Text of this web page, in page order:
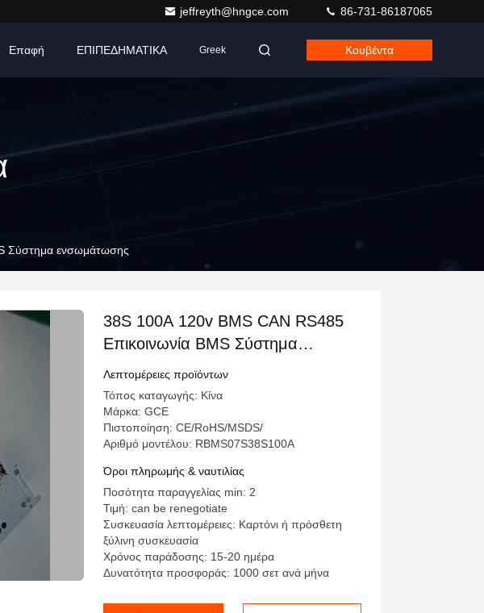
jeffreyth@hngce.com 86-731-86187065
Επαφή ΕΠΙΠΕΔΗΜΑΤΙΚΑ Greek Κουβέντα
Σύστημα ενσωμάτωσης
38S 100A 120v BMS CAN RS485
Επικοινωνία BMS Σύστημα
ενσωμάτωσης
Λεπτομέρειες προϊόντων
Τόπος καταγωγής: Κίνα
Μάρκα: GCE
Πιστοποίηση: CE/RoHS/MSDS/
Αριθμό μοντέλου: RBMS07S38S100A
Όροι πληρωμής & ναυτιλίας
Ποσότητα παραγγελίας min: 2
Τιμή: can be renegotiate
Συσκευασία λεπτομέρειες: Καρτόνι ή πρόσθετη
ξύλινη συσκευασία
Χρόνος παράδοσης: 15-20 ημέρα
Δυνατότητα προσφοράς: 1000 σετ ανά μήνα